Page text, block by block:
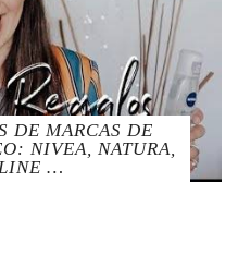
DE MARCAS DE
NIVEA, NATURA,
…